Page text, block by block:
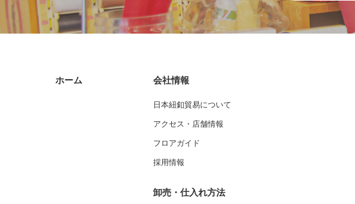
ホーム 会社情報
日本紐釦貿易について
アクセス・店舗情報
フロアガイド
採用情報
卸売・仕入れ方法